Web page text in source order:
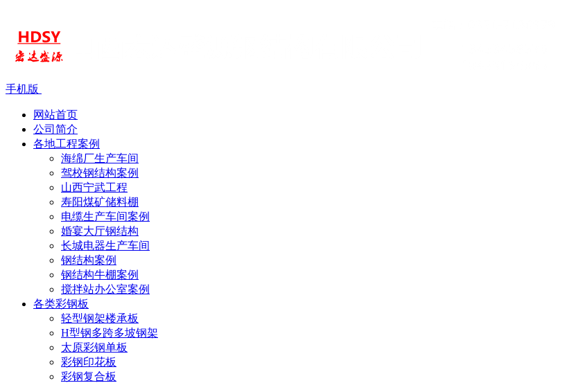
手机版
网站首页
公司简介
各地工程案例
海绵厂生产车间
驾校钢结构案例
山西宁武工程
寿阳煤矿储料棚
电缆生产车间案例
婚宴大厅钢结构
长城电器生产车间
钢结构案例
钢结构牛棚案例
搅拌站办公室案例
各类彩钢板
轻型钢架楼承板
H型钢多跨多坡钢架
太原彩钢单板
彩钢印花板
彩钢复合板